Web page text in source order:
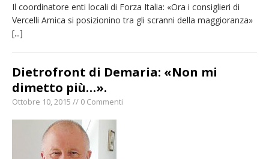
Il coordinatore enti locali di Forza Italia: «Ora i consiglieri di
Vercelli Amica si posizionino tra gli scranni della maggioranza»
[...]
Dietrofront di Demaria: «Non mi
dimetto più…».
Ottobre 10, 2015 // 0 Commenti